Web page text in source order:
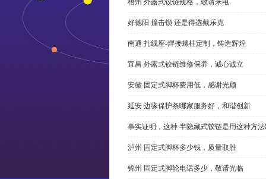
梧州 外露式铰链规格，敬请来电
好德阳 撞击锁 还是得选戴乐克
南通 扎线座-焊接螺柱定制，铸造辉煌
宜昌 外露式铰链维修保养，诚心诚立
安徽 固定式脚杯费用低，感谢光顾
延安 边缘保护条哪家服务好，和谐创新
事实证明，这种 半隐藏式铰链是用这种方
泸州 固定式脚杯多少钱，质量取胜
锦州 固定式脚轮电话多少，敬请光临